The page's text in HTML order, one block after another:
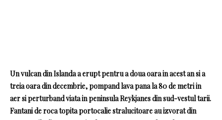
Un vulcan din Islanda a erupt pentru a doua oara in acest an si a
treia oara din decembrie, pompand lava pana la 80 de metri in
aer si perturband viata in peninsula Reykjanes din sud-vestul tarii.
Fantani de roca topita portocalie stralucitoare au izvorat din